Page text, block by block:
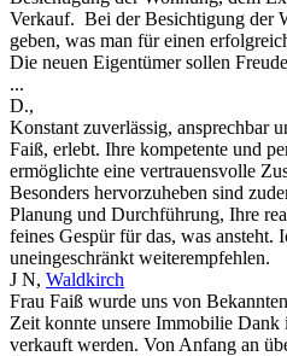
Verkauf. Bei der Besichtigung der
geben, was man für einen
Die neuen Eigentümer sollen
...
D.,
Konstant zuverlässig, ansprechbar
Faiß, erlebt. Ihre kompetente und
ermöglichte eine vertrauensvolle
Besonders hervorzuheben sind
Planung und Durchführung, Ihre
feines Gespür für das, was ansteht.
uneingeschränkt weiterempfehlen.
J N, Waldkirch
Frau Faiß wurde uns von
Zeit konnte unsere Immobilie Dank
verkauft werden. Von Anfang an